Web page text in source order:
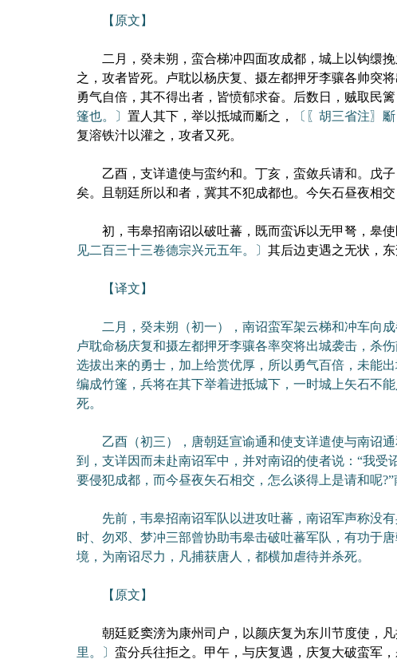
【原文】
二月，癸未朔，蛮合梯冲四面攻成都，城上以钩缳挽
之，攻者皆死。卢耽以杨庆复、摄左都押牙李骧各帅突
勇气自倍，其不得出者，皆愤郁求奋。后数日，贼取民
篷也。〕 置人其下，举以抵城而斸之， 〔〖胡三省注〗
复溶铁汁以灌之，攻者又死。
乙酉，支详遣使与蛮约和。丁亥，蛮敛兵请和。戊子
矣。且朝廷所以和者，冀其不犯成都也。今矢石昼夜相
初，韦皋招南诏以破吐蕃，既而蛮诉以无甲弩，皋使
见二百三十三卷德宗兴元五年。〕 其后边吏遇之无状，
【译文】
二月，癸未朔（初一），南诏蛮军架云梯和冲车向成
卢耽命杨庆复和摄左都押牙李骧各率突将出城袭击，杀
选拔出来的勇士，加上给赏优厚，所以勇气百倍，未能
编成竹篷，兵将在其下举着进抵城下，一时城上矢石不
死。
乙酉（初三），唐朝廷宣谕通和使支详遣使与南诏通
到，支详因而未赴南诏军中，并对南诏的使者说：“我
要侵犯成都，而今昼夜矢石相交，怎么谈得上是请和呢
先前，韦皋招南诏军队以进攻吐蕃，南诏军声称没有
时、勿邓、梦冲三部曾协助韦皋击破吐蕃军队，有功于
境，为南诏尽力，凡捕获唐人，都横加虐待并杀死。
【原文】
朝廷贬窦滂为康州司户，以颜庆复为东川节度使，凡
里。〕 蛮分兵往拒之。甲午，与庆复遇，庆复大破蛮军